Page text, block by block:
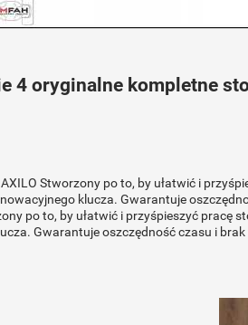
4 oryginalne kompletne
AXILO Stworzony po to, by ułatwić i
klucza. Gwarantuje
po to, by ułatwić i przyśpieszyć pracę
Gwarantuje oszczędność czasu i